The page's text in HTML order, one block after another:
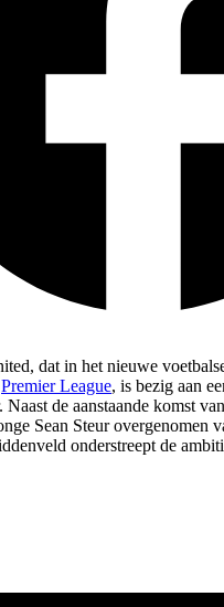
dat in het nieuwe
Premier League, is bezig aan
Naast de aanstaande komst
Sean Steur overgenomen
onderstreept de